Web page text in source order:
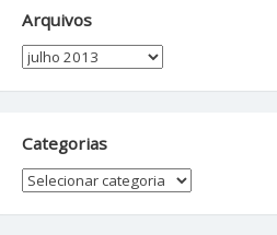
Arquivos
Arquivos
Categorias
Categorias